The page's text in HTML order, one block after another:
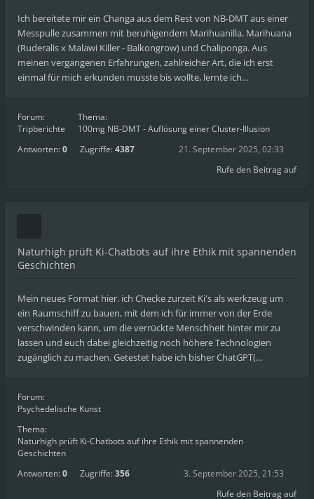
Ich bereitete mir ein Changa aus dem Rest von NB-DMT aus einer
Messpulle zusammen mit beruhigendem Marihuanilla, Marihuana
(Ruderalis x Malawi Killer - Balkongrow) und Chaliponga. Aus
meinen vergangenen Erfahrungen, zahlreicher Art, die ich erst
einmal für mich erkunden musste bis wollte, lernte ich...
Forum:
Tripberichte
Thema:
100mg NB-DMT - Auflösung einer Cluster-Illusion
Antworten:0 Zugriffe:4387
21. September 2025, 02:33
Rufe den Beitrag auf
Naturhigh prüft Ki-Chatbots auf ihre Ethik mit spannenden
Geschichten
Mein neues Format hier. ich Checke zurzeit Ki's als werkzeug um
ein Raumschiff zu bauen, mit dem ich für immer von der Erde
verschwinden kann, um die verrückte Menschheit hinter mir zu
lassen und euch dabei gleichzeitig noch höhere Technologien
zugänglich zu machen. Getestet habe ich bisher ChatGPT(...
Forum:
Psychedelische Kunst
Thema:
Naturhigh prüft Ki-Chatbots auf ihre Ethik mit spannenden
Geschichten
Antworten:0 Zugriffe:356
3. September 2025, 21:53
Rufe den Beitrag auf